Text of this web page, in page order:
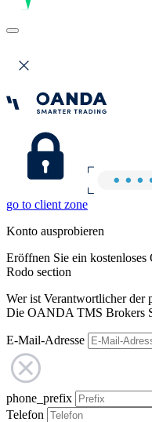
go to client zone
Konto ausprobieren
Eröffnen Sie ein
Rodo section
Wer ist Verantwortlicher der
Die OANDA TMS Brokers
E-Mail-Adresse
phone_prefix
Telefon